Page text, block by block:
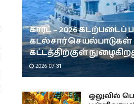
காரட் – 2026 கடற்படைப்
கடல்சார் செயல்பாடுகள்
கட்டத்திற்குள்
2026-07-31
ஒலுவில்